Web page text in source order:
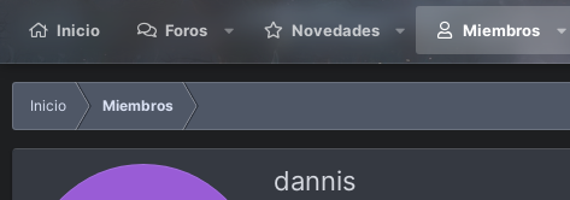
Inicio Foros Novedades Miembros
Inicio Miembros
dannis